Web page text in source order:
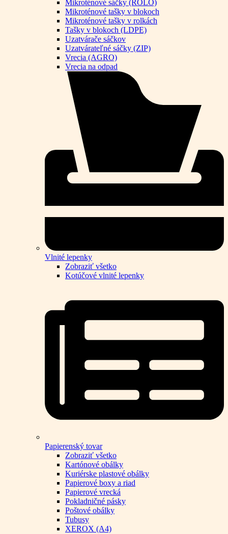
Mikroténové sáčky (ROLO)
Mikroténové tašky v blokoch
Mikroténové tašky v rolkách
Tašky v blokoch (LDPE)
Uzatvárače sáčkov
Uzatvárateľné sáčky (ZIP)
Vrecia (AGRO)
Vrecia na odpad
Vlnité lepenky
Zobraziť všetko
Kotúčové vlnité lepenky
Papierenský tovar
Zobraziť všetko
Kartónové obálky
Kuriérske plastové obálky
Papierové boxy a riad
Papierové vrecká
Pokladničné pásky
Poštové obálky
Tubusy
XEROX (A4)